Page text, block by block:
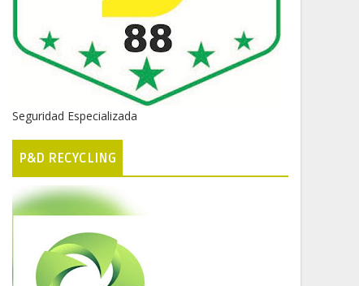
Seguridad Especializada
P&D RECYCLING